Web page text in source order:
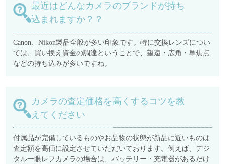
最近はどんなカメラのブランドが持ち
込まれますか？？
Canon、Nikon製品全般が多い印象です。特に交換レンズについ
ては、買い換え資金の調達ということで、望遠・広角・単焦点
などの持ち込みが多いですね。
カメラの査定価格を高くするコツを教
えてください
付属品が完備しているものやお品物の状態が新品に近いものは
査定額を高価に設定させていただいております。例えば、デジ
タル一眼レフカメラの場合は、バッテリー・充電器があるだけ